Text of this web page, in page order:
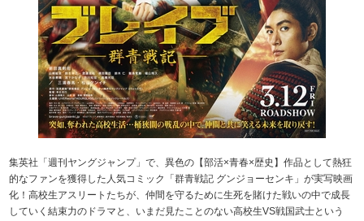
集英社「週刊ヤングジャンプ」で、異色の【部活×青春×歴史】作品として熱狂
的なファンを獲得した人気コミック「群青戦記 グンジョーセンキ」が実写映画
化！高校生アスリートたちが、仲間を守るために生死を賭けた戦いの中で成長
していく結束力のドラマと、いまだ見たことのない高校生VS戦国武士という